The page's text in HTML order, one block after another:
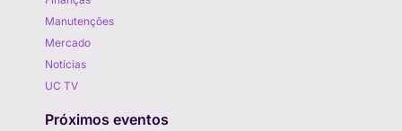
Manutenções
Mercado
Notícias
UC TV
Próximos eventos